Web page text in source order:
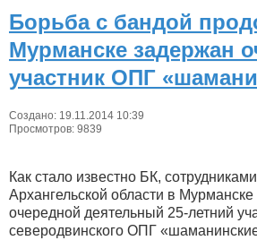
Борьба с бандой
Мурманске задержан
участник ОПГ
Создано: 19.11.2014 10:39
Просмотров: 9839
Как стало известно БК,
Архангельской области в
очередной деятельный 25-летний
северодвинского ОПГ